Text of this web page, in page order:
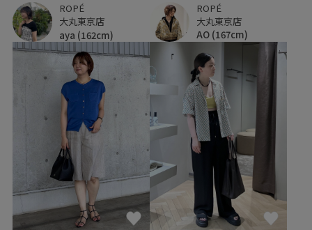
ROPÉ
大丸東京店
aya (162cm)
ROPÉ
大丸東京店
AO (167cm)